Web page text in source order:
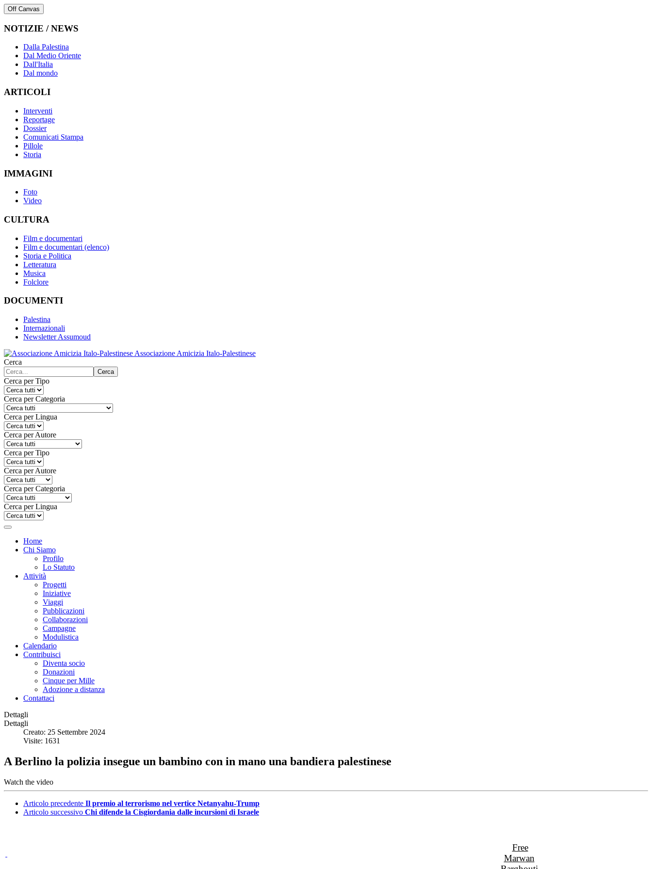
Off Canvas
NOTIZIE / NEWS
Dalla Palestina
Dal Medio Oriente
Dall'Italia
Dal mondo
ARTICOLI
Interventi
Reportage
Dossier
Comunicati Stampa
Pillole
Storia
IMMAGINI
Foto
Video
CULTURA
Film e documentari
Film e documentari (elenco)
Storia e Politica
Letteratura
Musica
Folclore
DOCUMENTI
Palestina
Internazionali
Newsletter Assumoud
Associazione Amicizia Italo-Palestinese
Cerca
Cerca
Cerca per Tipo
Cerca per Categoria
Cerca per Lingua
Cerca per Autore
Cerca per Tipo
Cerca per Autore
Cerca per Categoria
Cerca per Lingua
Home
Chi Siamo
Profilo
Lo Statuto
Attività
Progetti
Iniziative
Viaggi
Pubblicazioni
Collaborazioni
Campagne
Modulistica
Calendario
Contribuisci
Diventa socio
Donazioni
Cinque per Mille
Adozione a distanza
Contattaci
Dettagli
Dettagli
Creato: 25 Settembre 2024
Visite: 1631
A Berlino la polizia insegue un bambino con in mano una bandiera palestinese
Watch the video
Articolo precedente Il premio al terrorismo nel vertice Netanyahu-Trump
Articolo successivo Chi difende la Cisgiordania dalle incursioni di Israele
Free
Marwan